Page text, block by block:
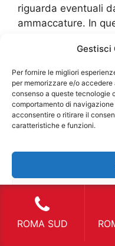
Gestisci
Per fornire le migliori
per memorizzare e/o
consenso a queste tecnologie
comportamento di
acconsentire o ritirare il
caratteristiche e funzioni.
riguarda eventuali
ammaccature. In
prestazioni originali
manutenzione
possibile stipulare
tipologie. La prima
assicurazione
incidenti che
capitati questi
assicurazione a
possono essere
protezione
assicurazione a
d’accordo con
ROMA SUD